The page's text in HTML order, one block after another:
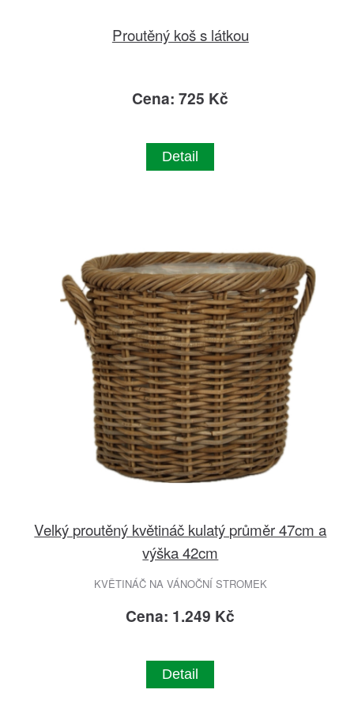
Proutěný koš s látkou
Cena: 725 Kč
Detail
Velký proutěný květináč kulatý průměr 47cm a
výška 42cm
KVĚTINÁČ NA VÁNOČNÍ STROMEK
Cena: 1.249 Kč
Detail